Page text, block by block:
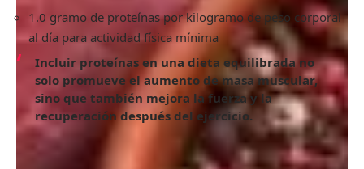
1.0 gramo de proteínas por kilogramo de peso corporal
al día para actividad física mínima
Incluir proteínas en una dieta equilibrada no
solo promueve el aumento de masa muscular,
sino que también mejora la fuerza y la
recuperación después del ejercicio.
Efectos de consumir proteínas durante
la última comida del día